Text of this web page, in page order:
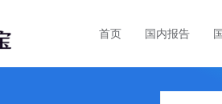
首页 国内报告